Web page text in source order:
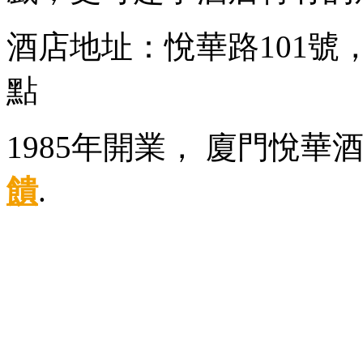
酒店地址：悅華路101號
點
1985年開業， 廈門悅
饋.